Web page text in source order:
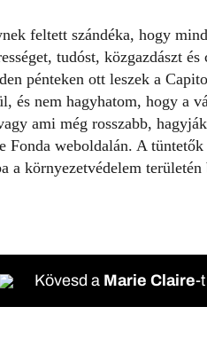
feltett szándéka, hogy
tudóst, közgazdászt
pénteken ott leszek a
és nem hagyhatom, hogy a
ami még rosszabb,
Fonda weboldalán. A
a környezetvédelem területén
Kövesd a Marie Claire-